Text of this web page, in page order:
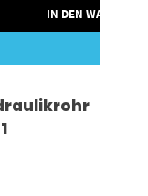
IN DEN